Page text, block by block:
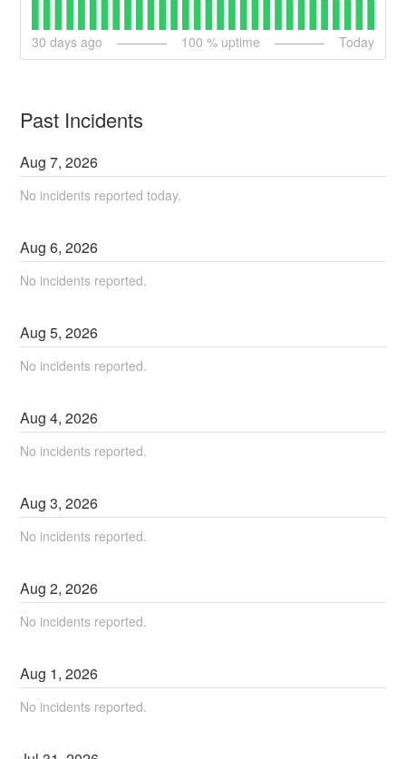
30 days ago 100 % uptime Today
Past Incidents
Aug7,2026
No incidents reported today.
Aug6,2026
No incidents reported.
Aug5,2026
No incidents reported.
Aug4,2026
No incidents reported.
Aug3,2026
No incidents reported.
Aug2,2026
No incidents reported.
Aug 1,2026
No incidents reported.